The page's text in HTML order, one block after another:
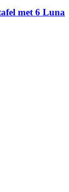
met 6 Luna